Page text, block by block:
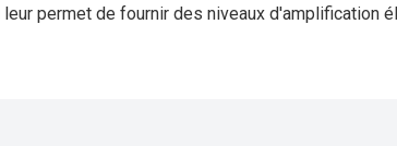
leur permet de fournir des niveaux d'amplification